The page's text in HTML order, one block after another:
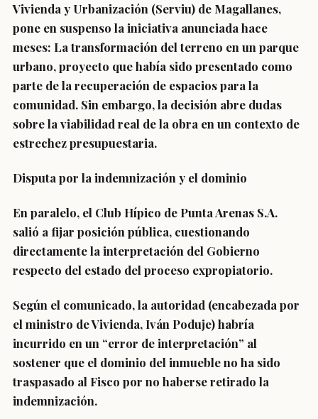
Vivienda y Urbanización (Serviu) de Magallanes,
pone en suspenso la iniciativa anunciada hace
meses: La transformación del terreno en un parque
urbano, proyecto que había sido presentado como
parte de la recuperación de espacios para la
comunidad. Sin embargo, la decisión abre dudas
sobre la viabilidad real de la obra en un contexto de
estrechez presupuestaria.
Disputa por la indemnización y el dominio
En paralelo, el Club Hípico de Punta Arenas S.A.
salió a fijar posición pública, cuestionando
directamente la interpretación del Gobierno
respecto del estado del proceso expropiatorio.
Según el comunicado, la autoridad (encabezada por
el ministro de Vivienda, Iván Poduje) habría
incurrido en un “error de interpretación” al
sostener que el dominio del inmueble no ha sido
traspasado al Fisco por no haberse retirado la
indemnización.